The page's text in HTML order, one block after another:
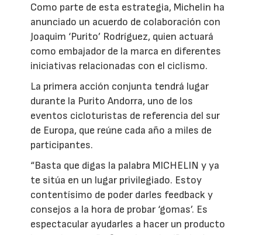
Como parte de esta estrategia, Michelin ha
anunciado un acuerdo de colaboración con
Joaquim ‘Purito’ Rodríguez, quien actuará
como embajador de la marca en diferentes
iniciativas relacionadas con el ciclismo.
La primera acción conjunta tendrá lugar
durante la Purito Andorra, uno de los
eventos cicloturistas de referencia del sur
de Europa, que reúne cada año a miles de
participantes.
“Basta que digas la palabra MICHELIN y ya
te sitúa en un lugar privilegiado. Estoy
contentísimo de poder darles feedback y
consejos a la hora de probar ‘gomas’. Es
espectacular ayudarles a hacer un producto